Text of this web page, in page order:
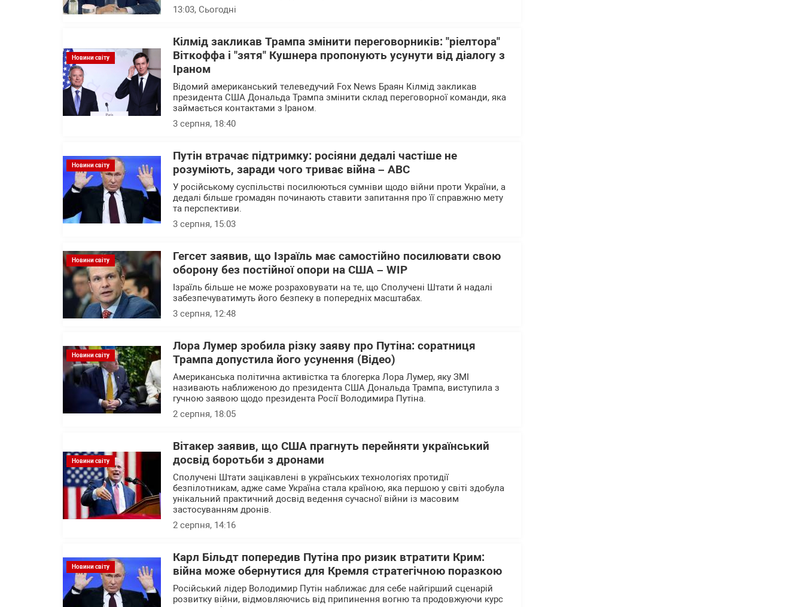
13:03, Сьогодні
Новини світу
Кілмід закликав Трампа змінити переговорників: "ріелтора"
Віткоффа і "зятя" Кушнера пропонують усунути від діалогу з
Іраном
Відомий американський телеведучий Fox News Браян Кілмід закликав
президента США Дональда Трампа змінити склад переговорної команди, яка
займається контактами з Іраном.
3 серпня, 18:40
Новини світу
Путін втрачає підтримку: росіяни дедалі частіше не
розуміють, заради чого триває війна – АВС
У російському суспільстві посилюються сумніви щодо війни проти України, а
дедалі більше громадян починають ставити запитання про її справжню мету
та перспективи.
3 серпня, 15:03
Новини світу
Гегсет заявив, що Ізраїль має самостійно посилювати свою
оборону без постійної опори на США – WІP
Ізраїль більше не може розраховувати на те, що Сполучені Штати й надалі
забезпечуватимуть його безпеку в попередніх масштабах.
3 серпня, 12:48
Новини світу
Лора Лумер зробила різку заяву про Путіна: соратниця
Трампа допустила його усунення (Відео)
Американська політична активістка та блогерка Лора Лумер, яку ЗМІ
називають наближеною до президента США Дональда Трампа, виступила з
гучною заявою щодо президента Росії Володимира Путіна.
2 серпня, 18:05
Новини світу
Вітакер заявив, що США прагнуть перейняти український
досвід боротьби з дронами
Сполучені Штати зацікавлені в українських технологіях протидії
безпілотникам, адже саме Україна стала країною, яка першою у світі здобула
унікальний практичний досвід ведення сучасної війни із масовим
застосуванням дронів.
2 серпня, 14:16
Новини світу
Карл Більдт попередив Путіна про ризик втратити Крим:
війна може обернутися для Кремля стратегічною поразкою
Російський лідер Володимир Путін наближає для себе найгірший сценарій
розвитку війни, відмовляючись від припинення вогню та продовжуючи курс